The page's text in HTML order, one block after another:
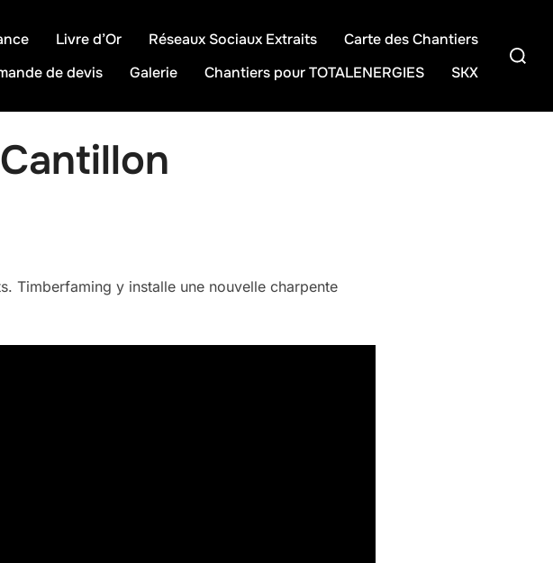
Livre d’Or Réseaux Sociaux Extraits
Carte des Chantiers
de devis
Galerie Chantiers pour TOTALENERGIES SKX
Timberfaming y installe une nouvelle charpente